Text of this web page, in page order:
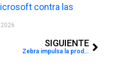
contra las
SIGUIENTE
Zebra impulsa la productividad de las empresas con los dispositivos TC21 y TC26